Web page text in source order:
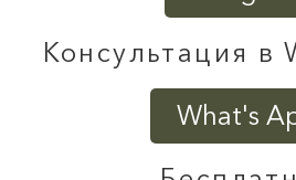
Консультация в
What's